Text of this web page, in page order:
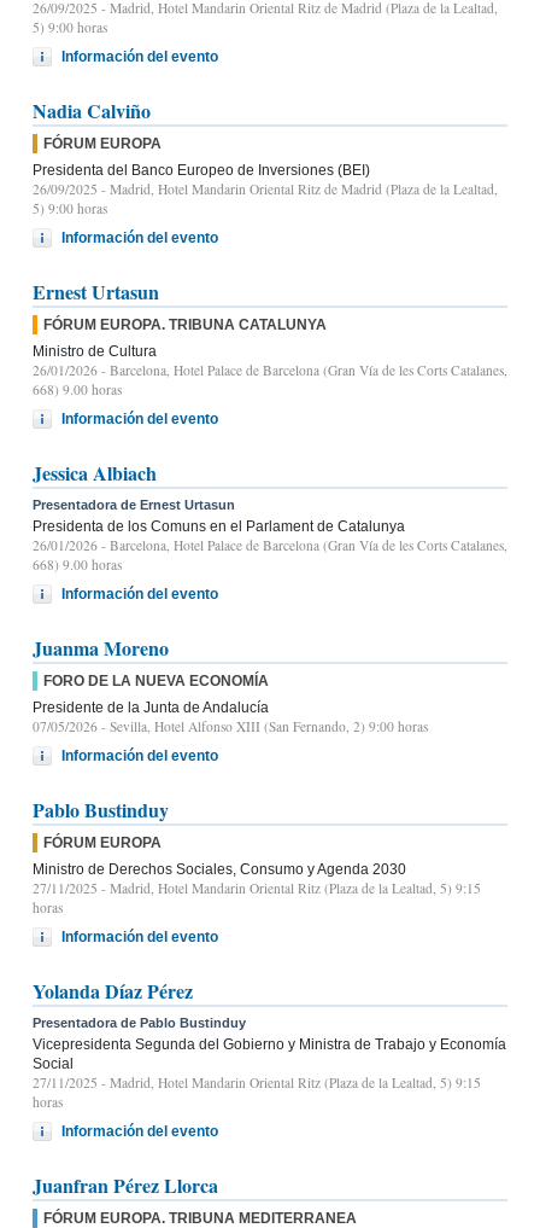
26/09/2025 - Madrid, Hotel Mandarin Oriental Ritz de Madrid (Plaza de la Lealtad,
5) 9:00 horas
Información del evento
Nadia Calviño
FÓRUM EUROPA
Presidenta del Banco Europeo de Inversiones (BEI)
26/09/2025 - Madrid, Hotel Mandarin Oriental Ritz de Madrid (Plaza de la Lealtad,
5) 9:00 horas
Información del evento
Ernest Urtasun
FÓRUM EUROPA. TRIBUNA CATALUNYA
Ministro de Cultura
26/01/2026 - Barcelona, Hotel Palace de Barcelona (Gran Vía de les Corts Catalanes,
668) 9.00 horas
Información del evento
Jessica Albiach
Presentadora de Ernest Urtasun
Presidenta de los Comuns en el Parlament de Catalunya
26/01/2026 - Barcelona, Hotel Palace de Barcelona (Gran Vía de les Corts Catalanes,
668) 9.00 horas
Información del evento
Juanma Moreno
FORO DE LA NUEVA ECONOMÍA
Presidente de la Junta de Andalucía
07/05/2026 - Sevilla, Hotel Alfonso XIII (San Fernando, 2) 9:00 horas
Información del evento
Pablo Bustinduy
FÓRUM EUROPA
Ministro de Derechos Sociales, Consumo y Agenda 2030
27/11/2025 - Madrid, Hotel Mandarin Oriental Ritz (Plaza de la Lealtad, 5) 9:15
horas
Información del evento
Yolanda Díaz Pérez
Presentadora de Pablo Bustinduy
Vicepresidenta Segunda del Gobierno y Ministra de Trabajo y Economía
Social
27/11/2025 - Madrid, Hotel Mandarin Oriental Ritz (Plaza de la Lealtad, 5) 9:15
horas
Información del evento
Juanfran Pérez Llorca
FÓRUM EUROPA. TRIBUNA MEDITERRANEA